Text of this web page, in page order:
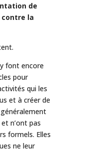
de
la
font encore
pour
qui les
et à créer de
n’ont pas
formels. Elles
ne leur